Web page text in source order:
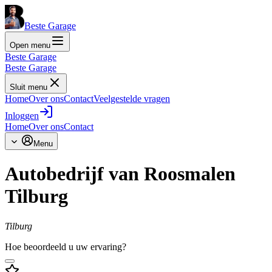
Beste Garage
Open menu
Beste Garage
Beste Garage
Sluit menu
HomeOver onsContactVeelgestelde vragen
Inloggen
HomeOver onsContact
Menu
Autobedrijf van Roosmalen
Tilburg
Tilburg
Hoe beoordeeld u uw ervaring?